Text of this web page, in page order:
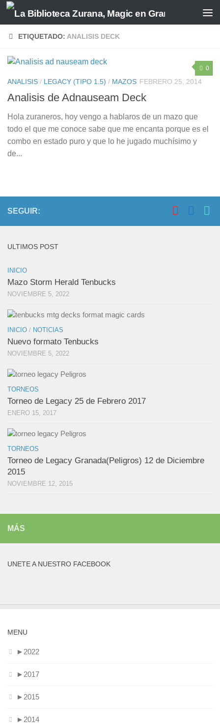
Saltar al contenido
ETIQUETADO: ANALISIS DECK
0
ANALISIS / LEGACY (TIPO 1.5) / MAZOS FEBRERO 25, 2014
Analisis de Adnauseam Deck
Hola zuraneros, hoy vengo a hablaros de un mazo que
todo el que me conoce sabe que me encanta porque es el
combo en estado puro y que lo he jugado muchísimo y
de...
SEGUIR:
ULTIMOS POST
INICIO
Mazo Storm Herald Tenbucks
NOVIEMBRE 5, 2022
INICIO / NOTICIAS
Nuevo formato Tenbucks
NOVIEMBRE 5, 2022
TORNEOS
Torneo de Legacy 25 de Febrero 2017
ENERO 15, 2017
TORNEOS
Torneo de Legacy Granada(Peligros) 12 de Diciembre
2015
NOVIEMBRE 12, 2015
MÁS
UNETE A NUESTRO FACEBOOK
MENU
► 2022
► 2017
► 2015
► 2014